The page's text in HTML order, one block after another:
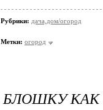
Рубрики: дача,дом/огород
Метки: огород
БЛОШКУ КАК